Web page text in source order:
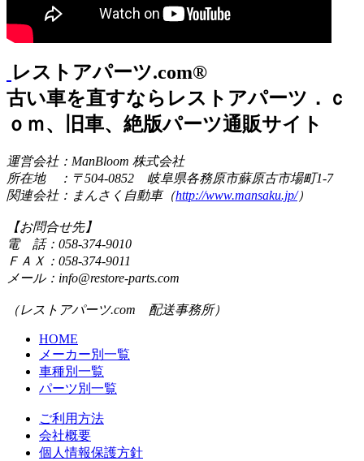
レストアパーツ.com®
古い車を直すならレストアパーツ．ｃ
ｏｍ、旧車、絶版パーツ通販サイト
運営会社：ManBloom 株式会社
所在地 ：〒504-0852 岐阜県各務原市蘇原古市場町1-7
関連会社：まんさく自動車（http://www.mansaku.jp/）
【お問合せ先】
電 話：058-374-9010
ＦＡＸ：058-374-9011
メール：info@restore-parts.com
（レストアパーツ.com 配送事務所）
HOME
メーカー別一覧
車種別一覧
パーツ別一覧
ご利用方法
会社概要
個人情報保護方針